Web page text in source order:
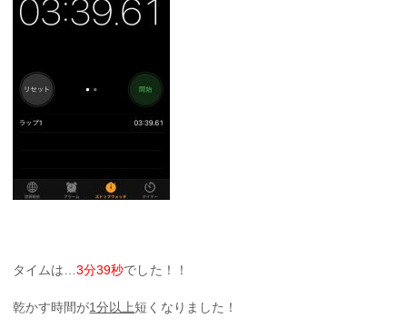
タイムは…3分39秒でした！！
乾かす時間が1分以上短くなりました！